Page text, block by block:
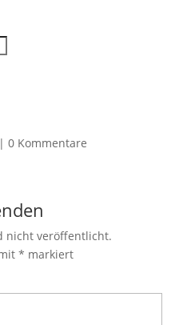
0 Kommentare
nicht veröffentlicht.
* markiert